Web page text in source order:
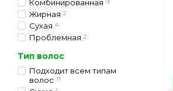
Комбинированная
Жирная 2
Сухая 4
Проблемная 2
Тип волос
Подходит всем типам
волос 11